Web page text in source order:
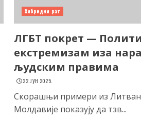
Хибридни рат
ЛГБТ покрет —
екстремизам иза
људским правима
22. ЈУН 2025.
Скорашњи примери из
Молдавије показују да тзв...